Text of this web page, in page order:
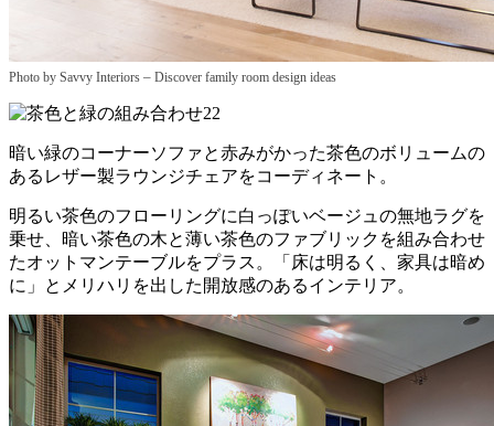
Photo by Savvy Interiors – Discover family room design ideas
暗い緑のコーナーソファと赤みがかった茶色のボリュームの
あるレザー製ラウンジチェアをコーディネート。
明るい茶色のフローリングに白っぽいベージュの無地ラグを
乗せ、暗い茶色の木と薄い茶色のファブリックを組み合わせ
たオットマンテーブルをプラス。「床は明るく、家具は暗め
に」とメリハリを出した開放感のあるインテリア。